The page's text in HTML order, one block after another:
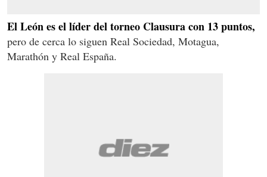
El León es el líder del torneo Clausura con 13 puntos,
pero de cerca lo siguen Real Sociedad, Motagua,
Marathón y Real España.